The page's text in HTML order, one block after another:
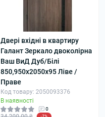
Двері вхідні в квартиру
Галант Зеркало двоколірна
Ваш ВиД Дуб/Білі
850,950х2050х95 Ліве /
Праве
Код товару: 2050093376
В наявності
0